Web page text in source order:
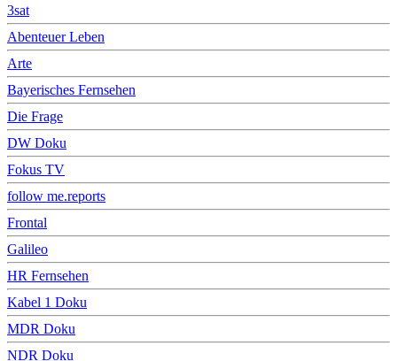
3sat
Abenteuer Leben
Arte
Bayerisches Fernsehen
Die Frage
DW Doku
Fokus TV
follow me.reports
Frontal
Galileo
HR Fernsehen
Kabel 1 Doku
MDR Doku
NDR Doku